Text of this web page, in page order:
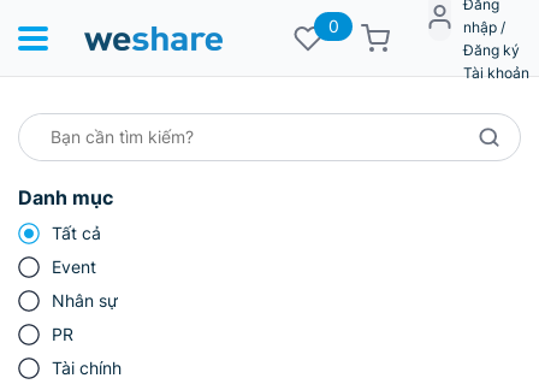
0
Đăng
nhập /
Đăng ký
Tài khoản
Danh mục
Tất cả
Event
Nhân sự
PR
Tài chính